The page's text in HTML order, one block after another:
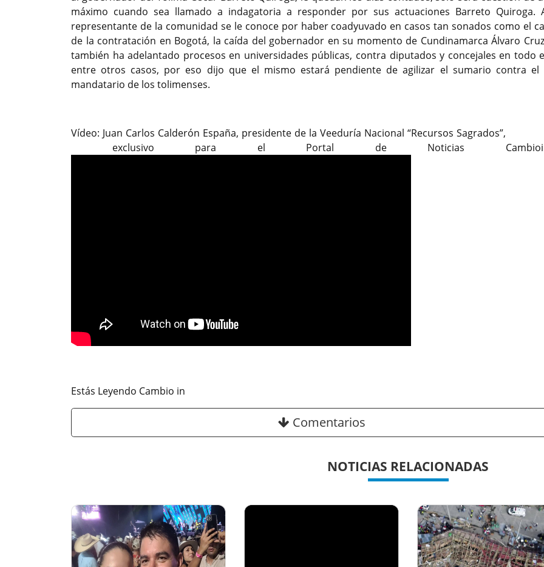
máximo cuando sea llamado a indagatoria a responder por sus actuaciones Barreto Quiroga.
representante de la comunidad se le conoce por haber coadyuvado en casos tan sonados como el
de la contratación en Bogotá, la caída del gobernador en su momento de Cundinamarca Álvaro
también ha adelantado procesos en universidades públicas, contra diputados y concejales en todo
entre otros casos, por eso dijo que el mismo estará pendiente de agilizar el sumario contra el
mandatario de los tolimenses.
Vídeo: Juan Carlos Calderón España, presidente de la Veeduría Nacional “Recursos
exclusivo para el Portal de Noticias
Estás Leyendo Cambio in
Comentarios
NOTICIAS RELACIONADAS